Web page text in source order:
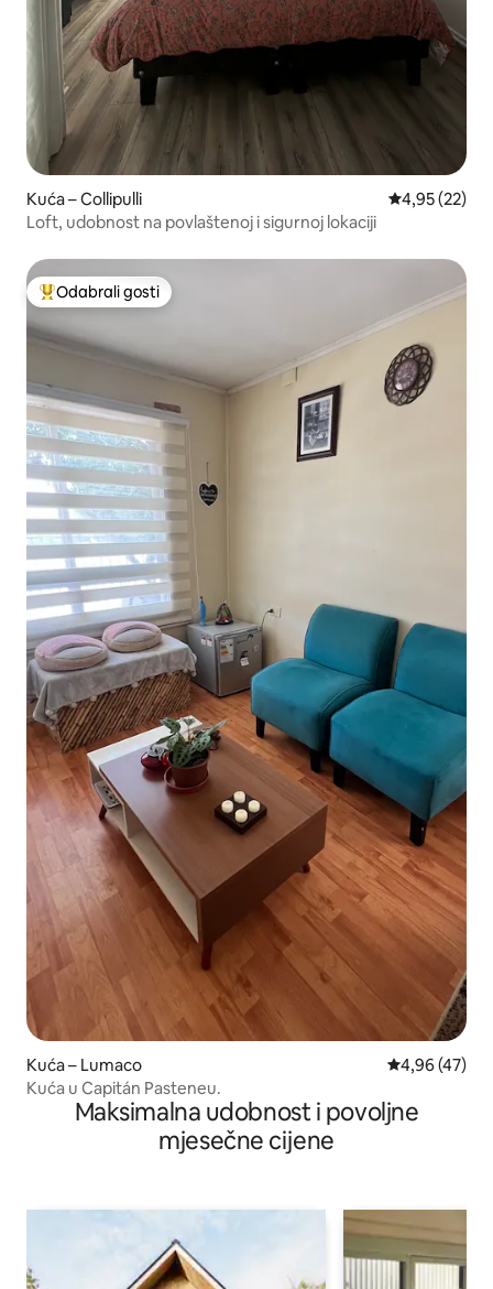
Kuća – Collipulli Prosječna
4,95 (22)
Loft, udobnost na povlaštenoj i sigurnoj lokaciji
Među najviše rangiranima s oznakom „Odabrali gosti”
Odabrali gosti
Kuća – Lumaco Prosječna
4,96 (47)
Kuća u Capitán Pasteneu.
Maksimalna udobnost i povoljne
mjesečne cijene